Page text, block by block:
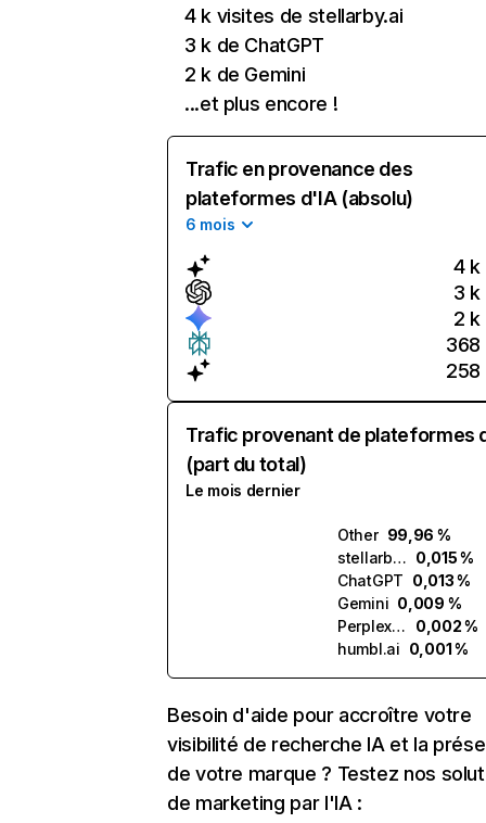
4 k visites de stellarby.ai
3 k de ChatGPT
2 k de Gemini
...et plus encore !
Trafic en provenance des
plateformes d'IA (absolu)
6 mois
4 k
3 k
2 k
368
258
Trafic provenant de plateformes
(part du total)
Le mois dernier
Other 99,96 %
stellarby.ai 0,015 %
ChatGPT 0,013 %
Gemini 0,009 %
Perplexity
0,002 %
humbl.ai 0,001 %
Besoin d'aide pour accroître votre
visibilité de recherche IA et la
de votre marque ? Testez nos
de marketing par l'IA :